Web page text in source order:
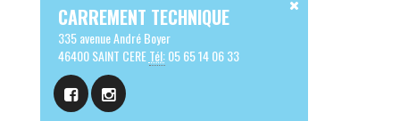
CARREMENT TECHNIQUE
335 avenue André Boyer
46400 SAINT CERETél:05 65 14 06 33